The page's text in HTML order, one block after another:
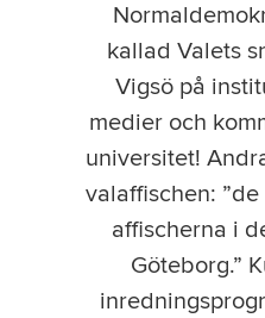
kallad Valets
Vigsö på
medier och
universitet!
valaffischen:
affischerna i
Göteborg.”